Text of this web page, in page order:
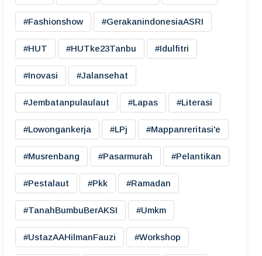
#fashionshow #gerakanindonesiaASRI
#HUT #HUTke23Tanbu #idulfitri
#inovasi #jalansehat
#jembatanpulaulaut #lapas #literasi
#lowongankerja #LPj #mappanreritasi'e
#musrenbang #pasarmurah #pelantikan
#pestalaut #pkk #ramadan
#TanahBumbuBerAKSI #umkm
#UstazAAHilmanFauzi #workshop